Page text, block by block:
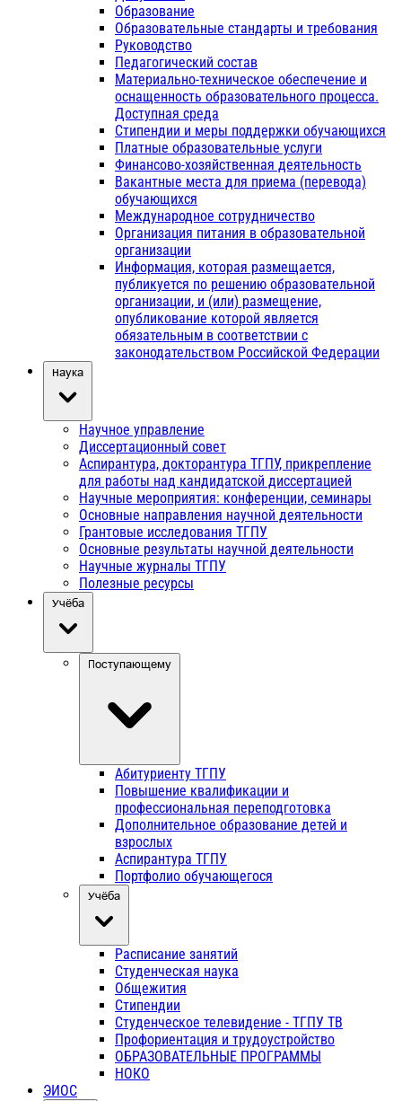
Образование
Образовательные стандарты и требования
Руководство
Педагогический состав
Материально-техническое обеспечение и
оснащенность образовательного процесса.
Доступная среда
Стипендии и меры поддержки обучающихся
Платные образовательные услуги
Финансово-хозяйственная деятельность
Вакантные места для приема (перевода)
обучающихся
Международное сотрудничество
Организация питания в образовательной
организации
Информация, которая размещается,
публикуется по решению образовательной
организации, и (или) размещение,
опубликование которой является
обязательным в соответствии с
законодательством Российской Федерации
Наука
Научное управление
Диссертационный совет
Аспирантура, докторантура ТГПУ, прикрепление
для работы над кандидатской диссертацией
Научные мероприятия: конференции, семинары
Основные направления научной деятельности
Грантовые исследования ТГПУ
Основные результаты научной деятельности
Научные журналы ТГПУ
Полезные ресурсы
Учёба
Поступающему
Абитуриенту ТГПУ
Повышение квалификации и
профессиональная переподготовка
Дополнительное образование детей и
взрослых
Аспирантура ТГПУ
Портфолио обучающегося
Учёба
Расписание занятий
Студенческая наука
Общежития
Стипендии
Студенческое телевидение - ТГПУ ТВ
Профориентация и трудоустройство
ОБРАЗОВАТЕЛЬНЫЕ ПРОГРАММЫ
НОКО
ЭИОС